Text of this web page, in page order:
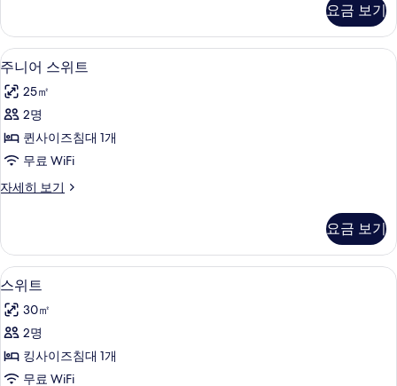
진
모
두
보
기
리
플
룸
자
세
히
기
요금 보기
주
니
어
스
위
트
사
모
두
보
기
주니어 스위트 | 객실에서 보이는 전망
4
주니어 스위트
25㎡
2명
퀸사이즈침대 1개
무료 WiFi
자세히 보기
주
위
트
자
히
보
요금 보기
스
위
트
사
진
스위트 | 미니바, 객실 내 금고, 책상, 암
6
스위트
30㎡
2명
킹사이즈침대 1개
무료 WiFi